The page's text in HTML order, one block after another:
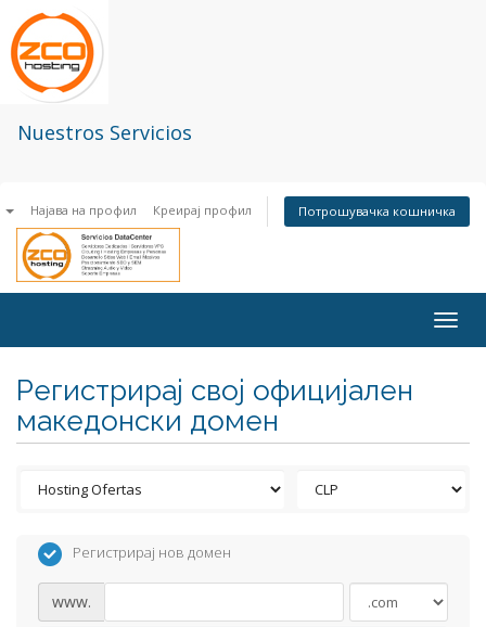
Nuestros Servicios
Најава на профил Креирај профил Потрошувачка кошничка
Регистрирај свој официјален
македонски домен
Регистрирај нов домен
www.